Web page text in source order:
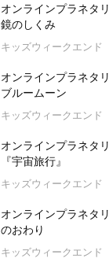
オンラインプラネタ
鏡のしくみ
キッズウィークエンド
オンラインプラネタ
ブルームーン
キッズウィークエンド
オンラインプラネタ
『宇宙旅行』
キッズウィークエンド
オンラインプラネタ
のおわり
キッズウィークエンド